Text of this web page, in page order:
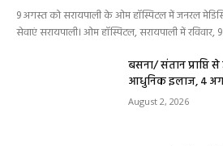
9 अगस्त को सरायपाली के ओम हॉस्पिटल में जनरल
सेवाएं सरायपाली। ओम हॉस्पिटल, सरायपाली में
बसना/ संतान
आधुनिक इलाज, 4
August 2, 2026